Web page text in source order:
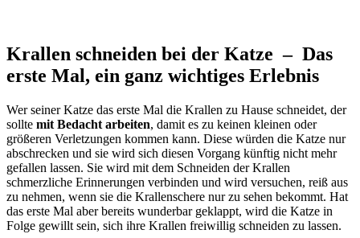
Krallen schneiden bei der Katze – Das
erste Mal, ein ganz wichtiges Erlebnis
Wer seiner Katze das erste Mal die Krallen zu Hause schneidet, der
sollte mit Bedacht arbeiten, damit es zu keinen kleinen oder
größeren Verletzungen kommen kann. Diese würden die Katze nur
abschrecken und sie wird sich diesen Vorgang künftig nicht mehr
gefallen lassen. Sie wird mit dem Schneiden der Krallen
schmerzliche Erinnerungen verbinden und wird versuchen, reiß aus
zu nehmen, wenn sie die Krallenschere nur zu sehen bekommt. Hat
das erste Mal aber bereits wunderbar geklappt, wird die Katze in
Folge gewillt sein, sich ihre Krallen freiwillig schneiden zu lassen.